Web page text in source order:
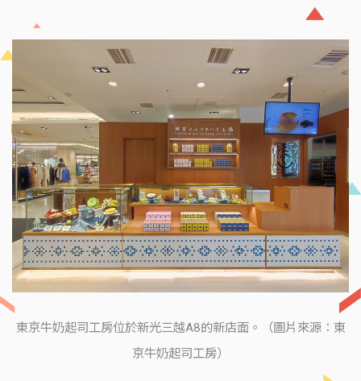
東京牛奶起司工房位於新光三越A8的新店面。（圖片來源：東
京牛奶起司工房）